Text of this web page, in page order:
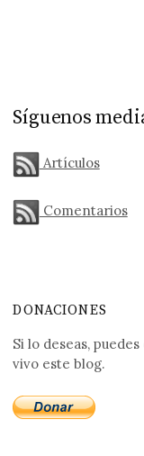
Síguenos
Artículos
Comentarios
DONACIONES
Si lo deseas,
vivo este blog.